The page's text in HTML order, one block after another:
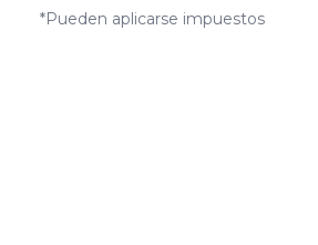
*Pueden aplicarse impuestos